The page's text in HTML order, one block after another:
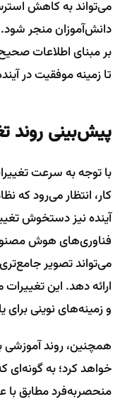
می‌تواند به کاهش
دانش‌آموزان منجر شود.
بر مبنای اطلاعات
تا زمینه موفقیت در
پیش‌بینی روند
با توجه به سرعت
کار، انتظار می‌رود که
آینده نیز دستخوش
فناوری‌های هوش
می‌تواند تصویر
ارائه دهد. این تغییرات
و زمینه‌های نوینی
همچنین، روند
خواهد کرد؛ به گونه‌ای
منحصربه‌فرد مطابق با